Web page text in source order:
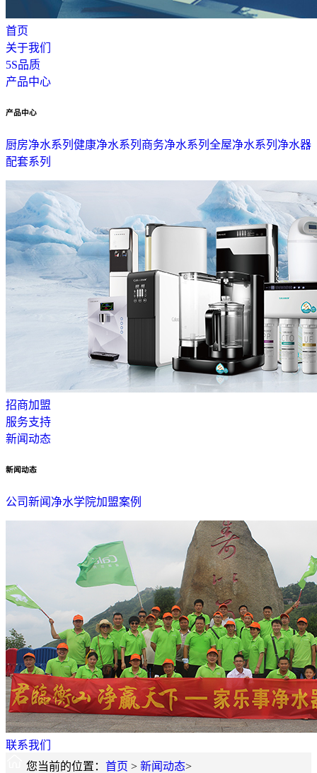
首页
关于我们
5S品质
产品中心
产品中心
厨房净水系列 健康净水系列 商务净水系列 全屋净水系列 净水器
配套系列
招商加盟
服务支持
新闻动态
新闻动态
公司新闻 净水学院加盟案例
联系我们
您当前的位置： 首页 > 新闻动态>